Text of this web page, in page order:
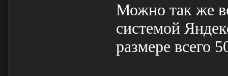
Можно так же
системой
размере всего